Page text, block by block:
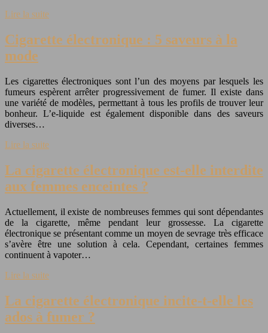
Lire la suite
Cigarette électronique : 5 saveurs à la
mode
Les cigarettes électroniques sont l’un des moyens par lesquels les
fumeurs espèrent arrêter progressivement de fumer. Il existe dans
une variété de modèles, permettant à tous les profils de trouver leur
bonheur. L’e-liquide est également disponible dans des saveurs
diverses…
Lire la suite
La cigarette électronique est-elle interdite
aux femmes enceintes ?
Actuellement, il existe de nombreuses femmes qui sont dépendantes
de la cigarette, même pendant leur grossesse. La cigarette
électronique se présentant comme un moyen de sevrage très efficace
s’avère être une solution à cela. Cependant, certaines femmes
continuent à vapoter…
Lire la suite
La cigarette électronique incite-t-elle les
ados à fumer ?